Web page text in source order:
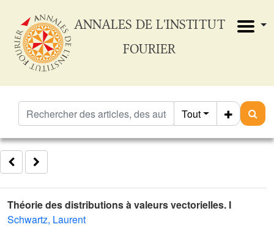
ANNALES DE L'INSTITUT
FOURIER
Tout
Théorie des distributions à valeurs vectorielles. I
Schwartz, Laurent